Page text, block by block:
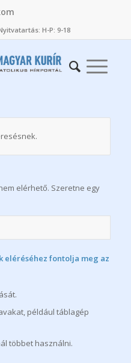
H-P: 9-18
elérhető. Szeretne egy
eléréséhez fontolja meg az
például táblagép
többet használni.